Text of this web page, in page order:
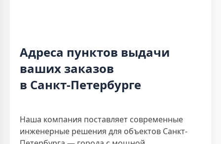
Адреса пунктов выдачи
ваших заказов
в Санкт-Петербурге
Наша компания поставляет современные
инженерные решения для объектов Санкт-